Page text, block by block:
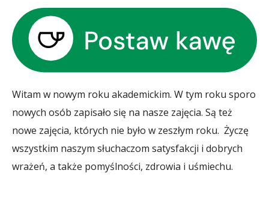
Witam w nowym roku akademickim. W tym roku sporo
nowych osób zapisało się na nasze zajęcia. Są też
nowe zajęcia, których nie było w zeszłym roku. Życzę
wszystkim naszym słuchaczom satysfakcji i dobrych
wrażeń, a także pomyślności, zdrowia i uśmiechu.